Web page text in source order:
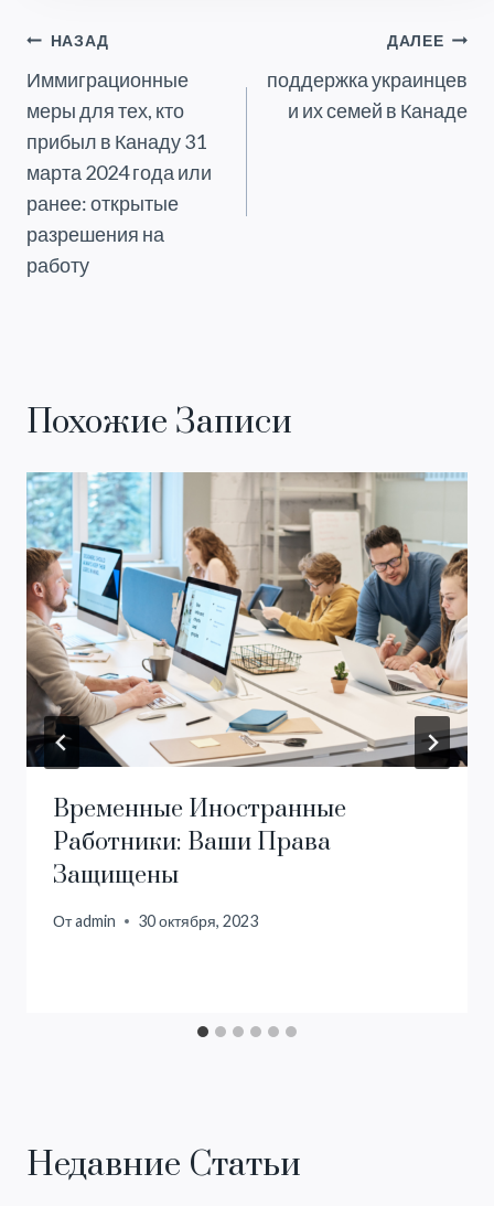
Навигация
По
Записям
НАЗАД
Иммиграционные
меры для тех, кто
прибыл в Канаду 31
марта 2024 года или
ранее: открытые
разрешения на
работу
ДАЛЕЕ
поддержка украинцев
и их семей в Канаде
Похожие Записи
Временные Иностранные
Работники: Ваши Права
Защищены
Отadmin 30 октября, 2023
Недавние Статьи